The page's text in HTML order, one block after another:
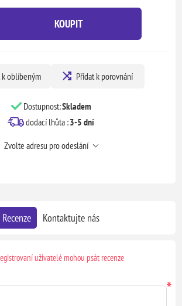
KOUPIT
k oblíbeným Přidat k porovnání
Dostupnost:Skladem
dodací lhůta :3-5 dní
Zvolte adresu pro odeslání
Recenze Kontaktujte nás
uživatelé mohou psát recenze
*